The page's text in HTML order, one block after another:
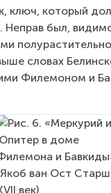
ключ, который
был,
словах
Филемоном и